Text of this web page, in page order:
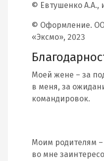
© Евтушенко А.А.,
© Оформление.
«Эксмо», 2023
Моей жене – за
в меня, за
командировок.
Моим родителям –
во мне